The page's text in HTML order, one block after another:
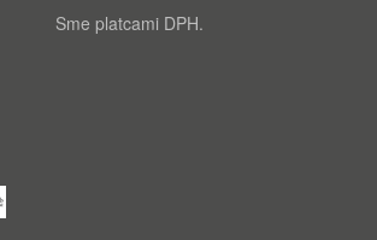
Sme platcami DPH.